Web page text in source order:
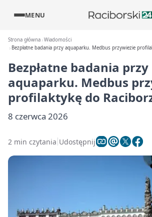
MENU
Strona główna Wiadomości
Bezpłatne badania przy aquaparku. Medbus przywiezie
Bezpłatne badania przy
aquaparku. Medbus
profilaktykę do
8 czerwca 2026
2 min czytania Udostępnij